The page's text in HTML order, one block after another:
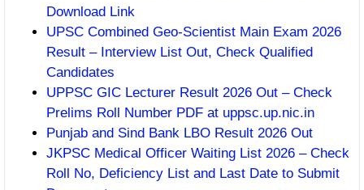
Download Link
UPSC Combined Geo-Scientist Main Exam 2026
Result – Interview List Out, Check Qualified
Candidates
UPPSC GIC Lecturer Result 2026 Out – Check
Prelims Roll Number PDF at uppsc.up.nic.in
Punjab and Sind Bank LBO Result 2026 Out
JKPSC Medical Officer Waiting List 2026 – Check
Roll No, Deficiency List and Last Date to Submit